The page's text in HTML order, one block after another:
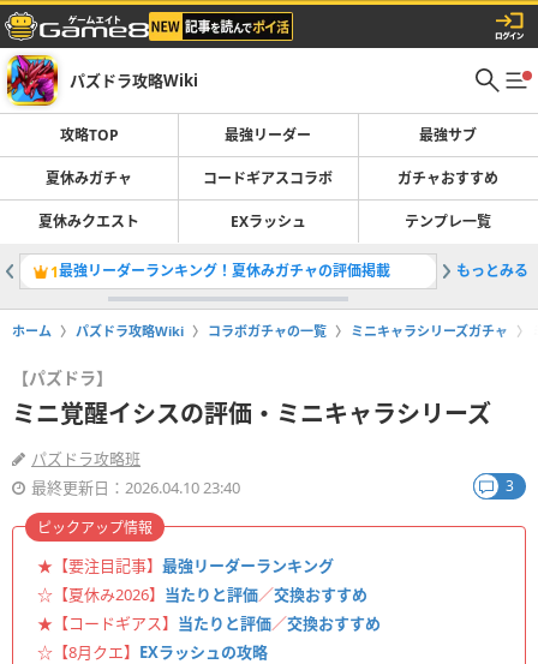
パズドラ攻略Wiki
攻略TOP 最強リーダー 最強サブ
夏休みガチャ コードギアスコラボ ガチャおすすめ
夏休みクエスト EXラッシュ テンプレ一覧
1最強リーダーランキング！夏休みガチャの評価掲載 2夏休み
もっとみる
ホーム パズドラ攻略Wiki コラボガチャの一覧 ミニキャラシリーズガチャ
【パズドラ】
ミニ覚醒イシスの評価・ミニキャラシリーズ
パズドラ攻略班
最終更新日：2026.04.10 23:40
3
★【要注目記事】 最強リーダーランキング
☆【夏休み2026】 当たりと評価／交換おすすめ
★【コードギアス】 当たりと評価／交換おすすめ
☆【8月クエ】 EXラッシュの攻略
ピックアップ情報